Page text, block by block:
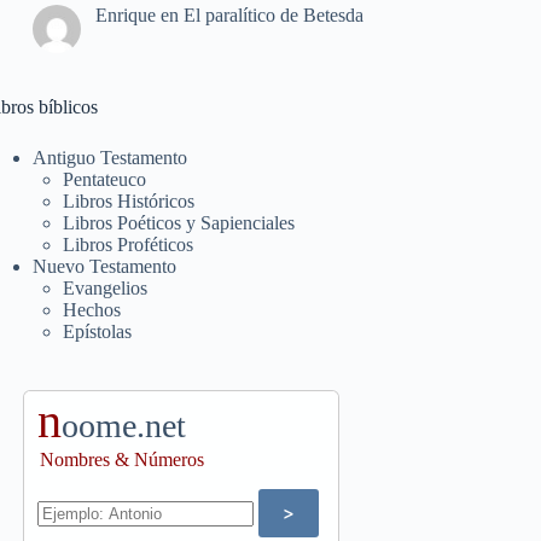
Enrique enEl paralítico de Betesda
bíblicos
Antiguo Testamento
Pentateuco
Libros Históricos
Libros Poéticos y Sapienciales
Libros Proféticos
Nuevo Testamento
Evangelios
Hechos
Epístolas
noome.net
Nombres & Números